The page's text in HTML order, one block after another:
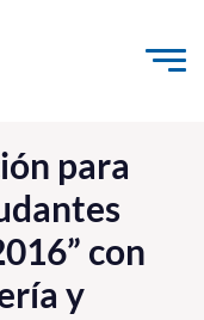
para
con
y